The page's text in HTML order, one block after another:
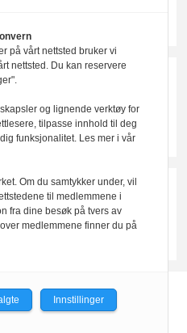
CMS
på vårt nettsted bruker vi
nettsted. Du kan reservere
og lignende verktøy for
tilpasse innhold til deg
funksjonalitet. Les mer i vår
Om du samtykker under, vil
til medlemmene i
fra dine besøk på tvers av
medlemmene finner du på
Innstillinger